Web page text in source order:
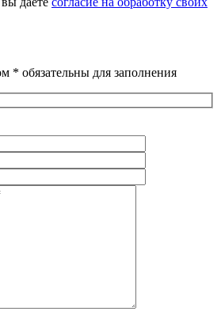
* обязательны для заполнения